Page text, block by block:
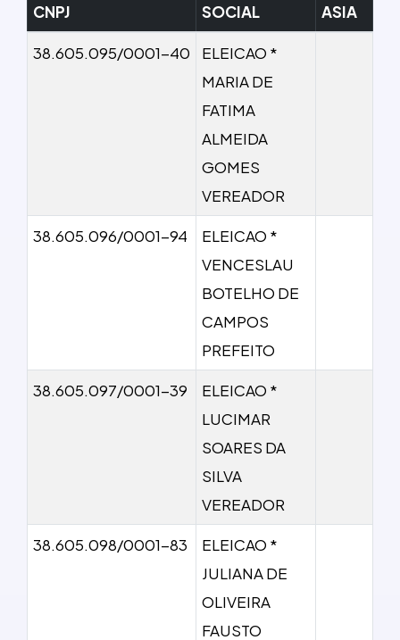
CNPJ
SOCIAL
ASIA
38.605.095/0001-40
ELEICAO *
MARIA DE
FATIMA
ALMEIDA
GOMES
VEREADOR
38.605.096/0001-94
ELEICAO *
VENCESLAU
BOTELHO DE
CAMPOS
PREFEITO
38.605.097/0001-39
ELEICAO *
LUCIMAR
SOARES DA
SILVA
VEREADOR
38.605.098/0001-83
ELEICAO *
JULIANA DE
OLIVEIRA
FAUSTO